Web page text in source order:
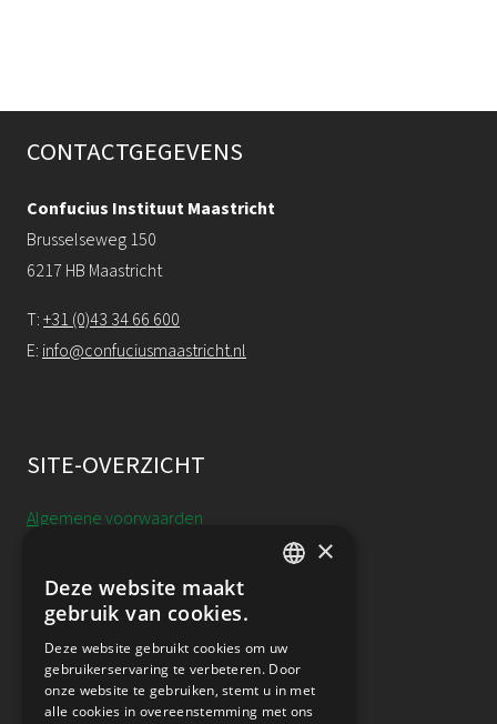
CONTACTGEGEVENS
Confucius Instituut Maastricht
Brusselseweg 150
6217 HB Maastricht
T:+31 (0)43 34 66 600
E: info@confuciusmaastricht.nl
SITE-OVERZICHT
Algemene voorwaarden
Annulering, uitstel & resitutie
Privacy
×
Deze website maakt
gebruik van cookies.
Deze website gebruikt cookies om uw
gebruikerservaring te verbeteren. Door
onze website te gebruiken, stemt u in met
alle cookies in overeenstemming met ons